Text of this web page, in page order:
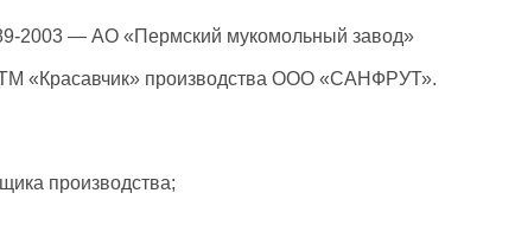
2003 — АО «Пермский мукомольный завод»
«Красавчик» производства ООО «САНФРУТ».
производства;